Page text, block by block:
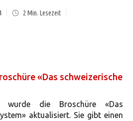
2 Min. Lesezeit
«Das schweizerische
die Broschüre «Das
aktualisiert. Sie gibt einen